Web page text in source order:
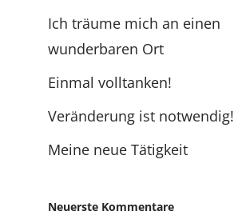
Ich träume mich an einen
wunderbaren Ort
Einmal volltanken!
Veränderung ist notwendig!
Meine neue Tätigkeit
Neuerste Kommentare